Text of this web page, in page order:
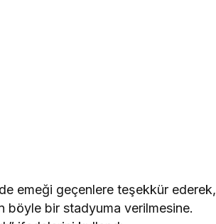
emeği geçenlere teşekkür ederek,
böyle bir stadyuma verilmesine.